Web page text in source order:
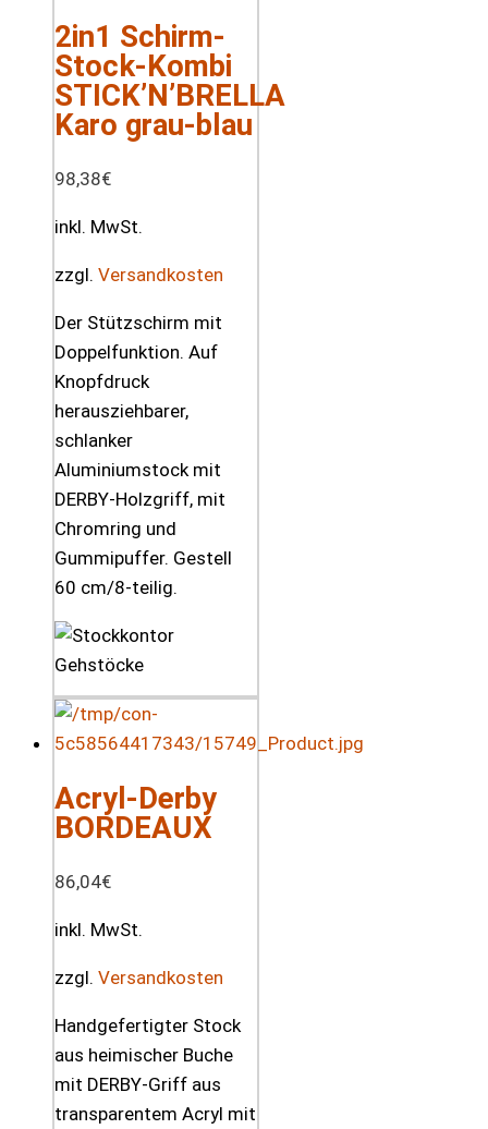
2in1 Schirm-
Stock-Kombi
STICK’N’BRELLA
Karo grau-blau
98,38€
inkl. MwSt.
zzgl. Versandkosten
Der Stützschirm mit
Doppelfunktion. Auf
Knopfdruck
herausziehbarer,
schlanker
Aluminiumstock mit
DERBY-Holzgriff, mit
Chromring und
Gummipuffer. Gestell
60 cm/8-teilig.
Acryl-Derby
BORDEAUX
86,04€
inkl. MwSt.
zzgl. Versandkosten
Handgefertigter Stock
aus heimischer Buche
mit DERBY-Griff aus
transparentem Acryl mit